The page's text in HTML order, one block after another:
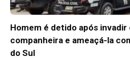
Homem é detido após invadir
companheira e ameaçá-la
do Sul